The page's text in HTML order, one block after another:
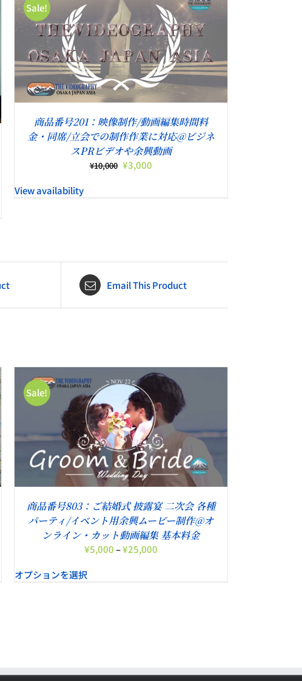
Sale!
商品番号201：映像制作/動画編集時間料
金・同席/立会での制作作業に対応@ビジネ
スPRビデオや余興動画
¥10,000 元
¥3,000現
View availability
Email This Product
Sale!
商品番号803：ご結婚式 披露宴 二次会 各種
パーティ/イベント用余興ムービー制作@オ
ンライン・カット動画編集 基本料金
¥5,000–¥25,000価
オプションを選択